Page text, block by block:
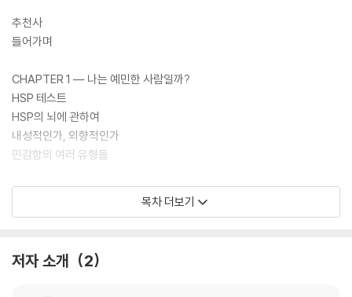
동시에 자신감 결여의 원인이 되기도 한다. 학교라는 공간은 수많은 소음
과 시각적 자극, 그리고 복잡미묘한 또래 관계의 역동이 쉼 없이 교차하는
투 하나에도 남들보다 훨씬 빠른 속도로 정서적 에너지를 소진한다. 이 책
은 바로 그 지점에서 출발한다. 자신의 예민함을 ‘결함’으로 규정하며 스스
로를 고립시키는 청소년들에게, 그들이 가진 예민함이 실은 세상을 더 풍
부하고 아름답게 감각할 수 있는 귀중한 자산임을 역설한다. HSP의 두뇌
는 특정 자극에 대해 일반인보다 훨씬 활발하게 반응하며, 이는 곧 뛰어난
변화를 읽어내고, 슬퍼하는 친구의 마음을 말하지 않아도 알아채는 그들의
능력은 우리 사회를 지탱하는 가장 따뜻한 힘이다. 이 책은 자책에 빠져 있
추천사
들어가며
CHAPTER 1 ― 나는 예민한 사람일까?
HSP 테스트
HSP의 뇌에 관하여
내성적인가, 외향적인가
민감함의 여러 유형들
CHAPTER 2 ― 가족들에게 예민한 나에 대해 말하기
재혼 가정에서 가족들에게 말하기
목차 더보기
저자 소개 2